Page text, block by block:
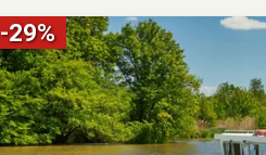
-29%